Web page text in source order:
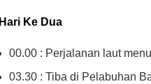
Hari Ke Dua
00.00 : Perjalanan laut
03.30 : Tiba di Pelabuhan